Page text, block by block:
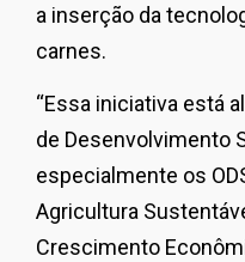
a inserção da
carnes.
“Essa iniciativa está
de Desenvolvimento
especialmente os
Agricultura
Crescimento